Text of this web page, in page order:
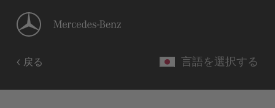
戻る 言語を選択する